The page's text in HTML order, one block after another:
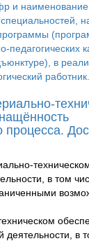
и наименование
педагогических
в
работник.
процесса.
в том
деятельности, в